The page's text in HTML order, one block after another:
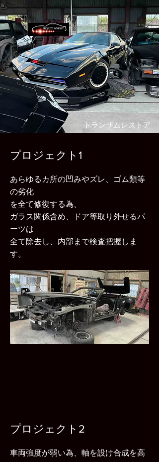
​トランザムレストア
プロジェクト1
あらゆるカ所の凹みやズレ、ゴム類等
の劣化
を全て修復する為、
ガラス関係含め、ドア等取り外せるパ
ーツは
全て除去し、 内部まで検査把握しま
す。
プロジェクト2
​車両強度が弱い為、軸を設け合成を高